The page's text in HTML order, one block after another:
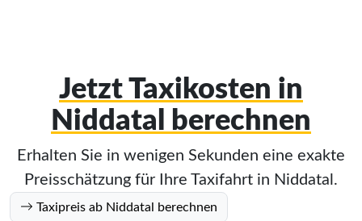
Jetzt Taxikosten in
Niddatal berechnen
Erhalten Sie in wenigen Sekunden eine exakte
Preisschätzung für Ihre Taxifahrt in Niddatal.
Taxipreis ab Niddatal berechnen